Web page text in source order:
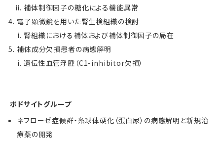
補体制御因子の糖化による機能異常
電子顕微鏡を用いた腎生検組織の検討
腎組織における補体および補体制御因子の局在
補体成分欠損患者の病態解明
遺伝性血管浮腫（C1-inhibitor欠損）
ポドサイトグループ
ネフローゼ症候群・糸球体硬化（蛋白尿）の病態解明と新規治
療薬の開発